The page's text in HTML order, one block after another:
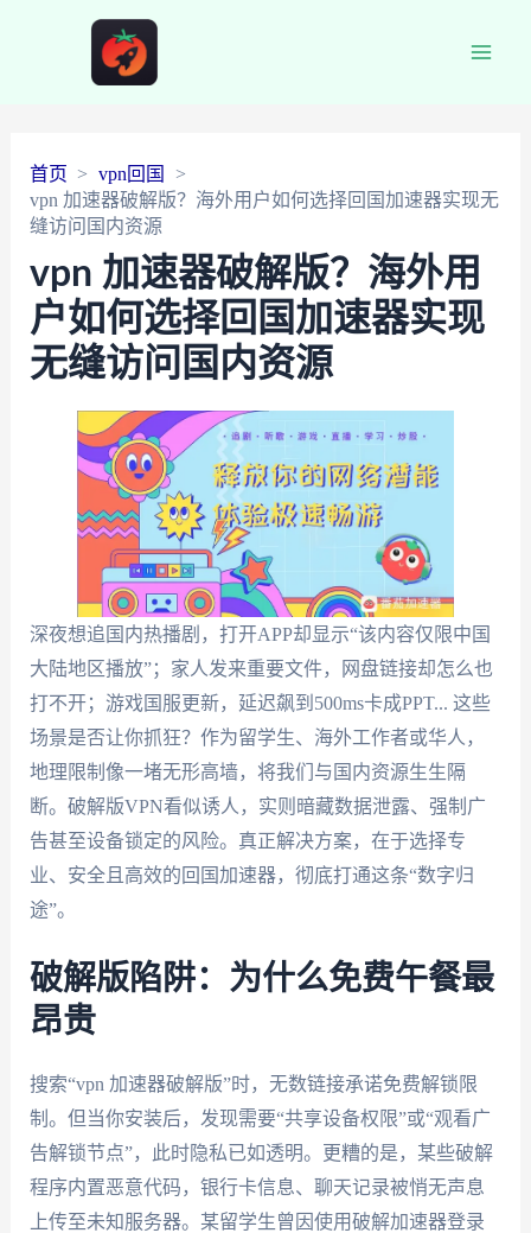
首页
vpn回国
vpn 加速器破解版？海外用户如何选择回国加速器实现无
缝访问国内资源
vpn 加速器破解版？海外用
户如何选择回国加速器实现
无缝访问国内资源
深夜想追国内热播剧，打开APP却显示“该内容仅限中国
大陆地区播放”；家人发来重要文件，网盘链接却怎么也
打不开；游戏国服更新，延迟飙到500ms卡成PPT... 这些
场景是否让你抓狂？作为留学生、海外工作者或华人，
地理限制像一堵无形高墙，将我们与国内资源生生隔
断。破解版VPN看似诱人，实则暗藏数据泄露、强制广
告甚至设备锁定的风险。真正解决方案，在于选择专
业、安全且高效的回国加速器，彻底打通这条“数字归
途”。
破解版陷阱：为什么免费午餐最
昂贵
搜索“vpn 加速器破解版”时，无数链接承诺免费解锁限
制。但当你安装后，发现需要“共享设备权限”或“观看广
告解锁节点”，此时隐私已如透明。更糟的是，某些破解
程序内置恶意代码，银行卡信息、聊天记录被悄无声息
上传至未知服务器。某留学生曾因使用破解加速器登录